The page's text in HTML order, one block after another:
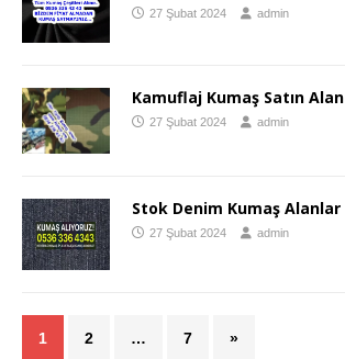
27 Şubat 2024 admin
Kamuflaj Kumaş Satın Alan
27 Şubat 2024 admin
Stok Denim Kumaş Alanlar
27 Şubat 2024 admin
1 2 … 7 »